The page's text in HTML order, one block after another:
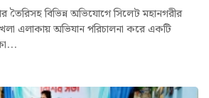
তৈরিসহ বিভিন্ন অভিযোগে সিলেট মহানগরীর
এলাকায় অভিযান পরিচালনা করে একটি